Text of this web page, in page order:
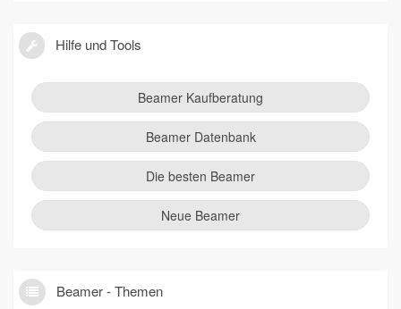
Hilfe und Tools
Beamer Kaufberatung
Beamer Datenbank
Die besten Beamer
Neue Beamer
Beamer - Themen